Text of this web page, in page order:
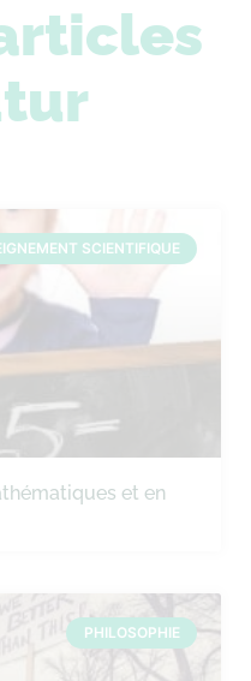
SCIENTIFIQUE
et en
PHILOSOPHIE